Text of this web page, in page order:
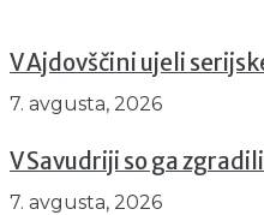
V Ajdovščini ujeli
7. avgusta, 2026
V Savudriji so ga
7. avgusta, 2026